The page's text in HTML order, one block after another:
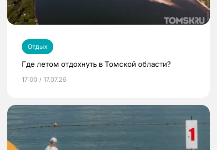
Отдых
Где летом отдохнуть в Томской области?
17:00 / 17.07.26